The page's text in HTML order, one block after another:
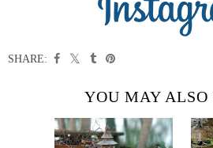
SHARE:
YOU MAY ALSO